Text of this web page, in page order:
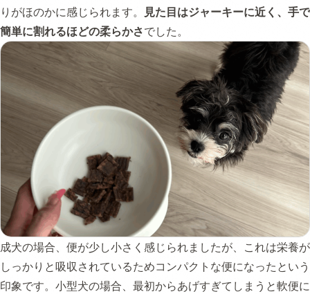
りがほのかに感じられます。
見た目はジャーキーに近く、手で
簡単に割れるほどの柔らかさでした。
成犬の場合、便が少し小さく感じられましたが、これは栄養が
しっかりと吸収されているためコンパクトな便になったという
印象です。小型犬の場合、最初からあげすぎてしまうと軟便に